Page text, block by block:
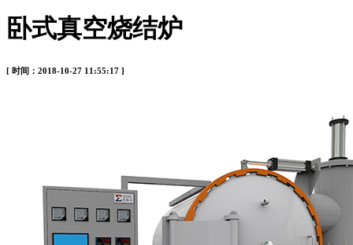
卧式真空烧结炉
[ 时间：2018-10-27 11:55:17 ]